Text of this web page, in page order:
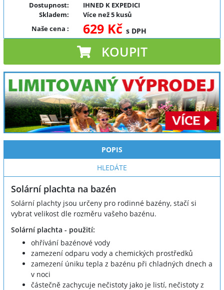
Dostupnost:
IHNED K EXPEDICI
Skladem:
Více než 5 kusů
Naše cena : 629 Kč s DPH
KOUPIT
POPIS
HLEDÁTE
Solární plachta na bazén
Solární plachty jsou určeny pro rodinné bazény, stačí si
vybrat velikost dle rozměru vašeho bazénu.
Solární plachta - použití:
ohřívání bazénové vody
zamezení odparu vody a chemických prostředků
zamezení úniku tepla z bazénu při chladných dnech a
v noci
částečně zachycuje nečistoty jako je listí, nečistoty z